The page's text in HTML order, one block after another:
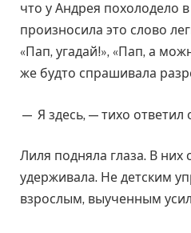
что у Андрея похолодело
произносила это слово
«Пап, угадай!», «Пап, а
же будто спрашивала
— Я здесь, — тихо ответил
Лиля подняла глаза. В них
удерживала. Не детским
взрослым, выученным